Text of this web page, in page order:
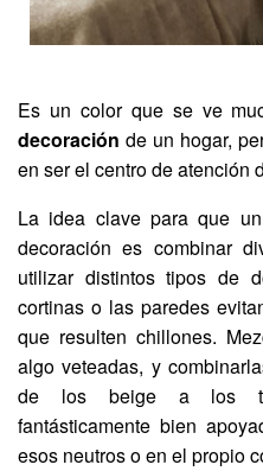
Es un color que se ve
decoración de un hogar,
en ser el centro de atención
La idea clave para que
decoración es combinar
utilizar distintos tipos de
cortinas o las paredes
que resulten chillones.
algo veteadas, y
de los beige a los
fantásticamente bien
esos neutros o en el propio